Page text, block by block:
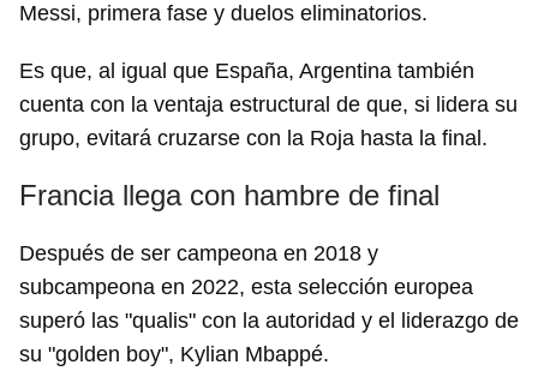
Messi, primera fase y duelos eliminatorios.
Es que, al igual que España, Argentina también
cuenta con la ventaja estructural de que, si lidera su
grupo, evitará cruzarse con la Roja hasta la final.
Francia llega con hambre de final
Después de ser campeona en 2018 y
subcampeona en 2022, esta selección europea
superó las "qualis" con la autoridad y el liderazgo de
su "golden boy", Kylian Mbappé.